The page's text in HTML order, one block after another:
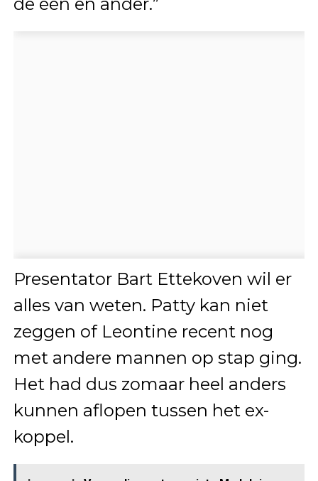
Presentator Bart Ettekoven wil er
alles van weten. Patty kan niet
zeggen of Leontine recent nog
met andere mannen op stap ging.
Het had dus zomaar heel anders
kunnen aflopen tussen het ex-
koppel.